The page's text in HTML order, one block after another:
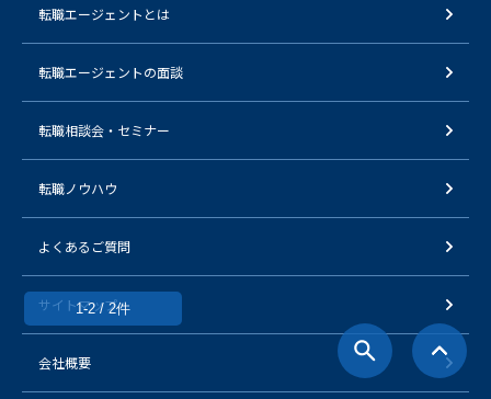
1-2 / 2件
転職エージェントとは
転職エージェントの面談
転職相談会・セミナー
転職ノウハウ
よくあるご質問
サイトマップ
会社概要